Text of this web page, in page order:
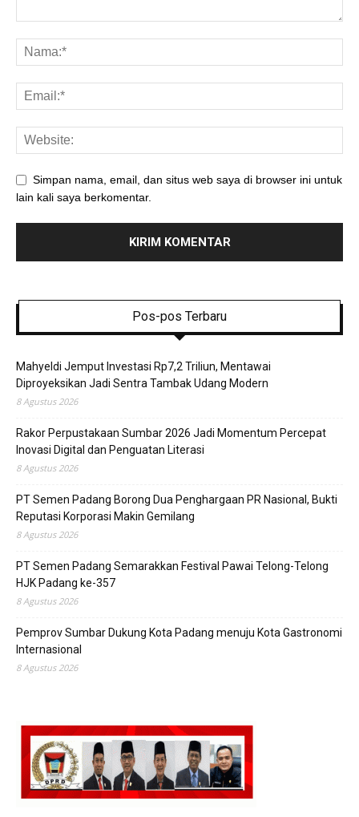
Simpan nama, email, dan situs web saya di browser ini untuk
lain kali saya berkomentar.
Pos-pos Terbaru
Mahyeldi Jemput Investasi Rp7,2 Triliun, Mentawai
Diproyeksikan Jadi Sentra Tambak Udang Modern
8 Agustus 2026
Rakor Perpustakaan Sumbar 2026 Jadi Momentum Percepat
Inovasi Digital dan Penguatan Literasi
8 Agustus 2026
PT Semen Padang Borong Dua Penghargaan PR Nasional, Bukti
Reputasi Korporasi Makin Gemilang
8 Agustus 2026
PT Semen Padang Semarakkan Festival Pawai Telong-Telong
HJK Padang ke-357
8 Agustus 2026
Pemprov Sumbar Dukung Kota Padang menuju Kota Gastronomi
Internasional
8 Agustus 2026